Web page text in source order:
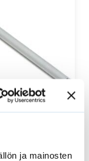
ja mainosten